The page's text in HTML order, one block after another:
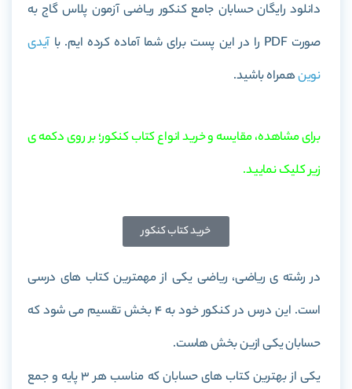
دانلود رایگانحسابان جامع کنکور ریاضی آزمون پلاس گاجبه
صورت PDF را در این پست برای شما آماده کرده ایم. با
آیدی
نوینهمراه باشید.
برای مشاهده، مقایسه و خرید انواع کتاب کنکور؛ بر روی دکمه ی
زیر کلیک نمایید.
خرید کتاب کنکور
در رشته ی ریاضی، ریاضی یکی از مهمترین کتاب های درسی
است. این درس در کنکور خود به 4 بخش تقسیم می شود که
حسابان یکی ازین بخش هاست.
یکی از بهترین کتاب های حسابان که مناسب هر 3 پایه و جمع